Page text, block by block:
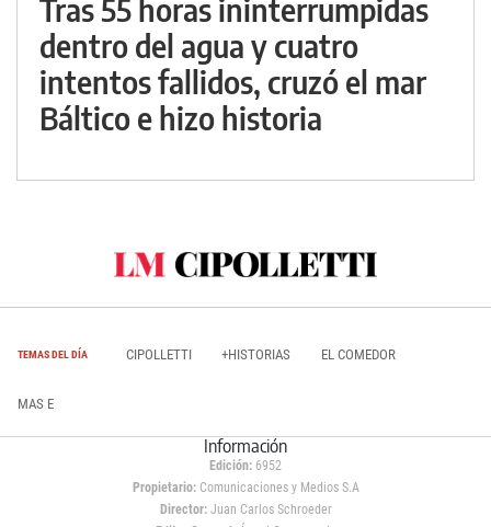
Tras 55 horas ininterrumpidas
dentro del agua y cuatro
intentos fallidos, cruzó el mar
Báltico e hizo historia
TEMAS DEL DÍA CIPOLLETTI +HISTORIAS EL COMEDOR
MAS E
Información
Edición: 6952
Propietario:Comunicaciones y Medios S.A
Director: Juan Carlos Schroeder